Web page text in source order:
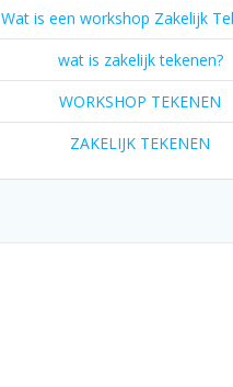
Wat is een workshop Zakelijk
wat is zakelijk tekenen?
WORKSHOP TEKENEN
ZAKELIJK TEKENEN